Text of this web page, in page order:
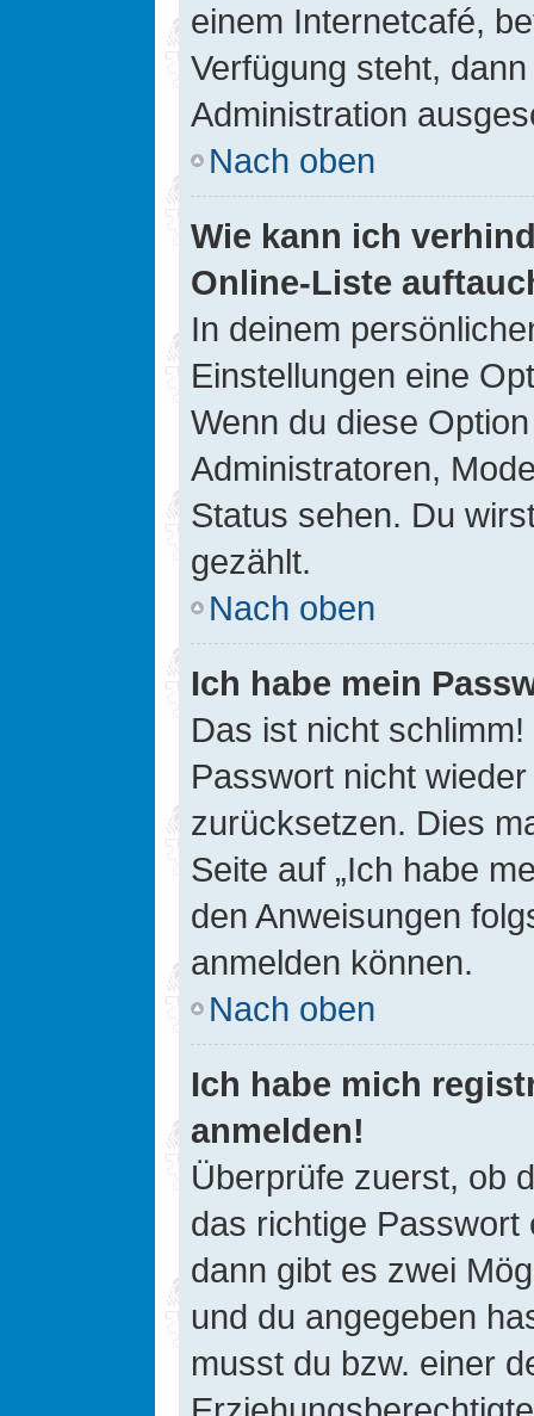
einem Internetcafé,
Verfügung steht,
Administration
Nach oben
Wie kann ich
Online-Liste
In deinem
Einstellungen eine
Wenn du diese
Administratoren,
Status sehen. Du
gezählt.
Nach oben
Ich habe mein
Das ist nicht
Passwort nicht
zurücksetzen. Dies
Seite auf „Ich habe
den Anweisungen
anmelden können.
Nach oben
Ich habe mich
anmelden!
Überprüfe zuerst, ob
das richtige Passwort
dann gibt es zwei
und du angegeben
musst du bzw. einer